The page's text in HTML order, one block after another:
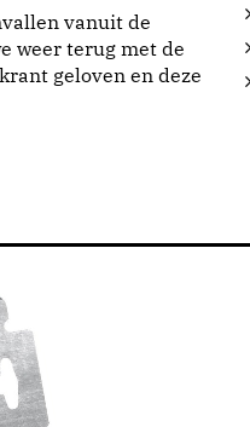
vanuit de
weer terug met de
geloven en deze